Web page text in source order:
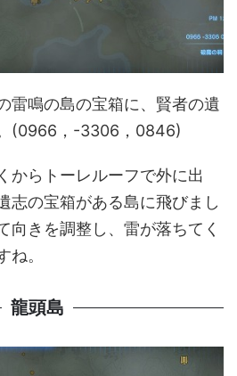
雷鳴の島の宝箱に、賢者の遺
(0966，-3306，0846)
からトーレルーフで外に出
志の宝箱がある島に飛びまし
向きを調整し、雷が落ちてく
ね。
龍頭島